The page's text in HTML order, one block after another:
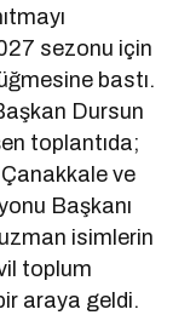
sezonu için
bastı.
Dursun
toplantıda;
ve
Başkanı
isimlerin
toplum
araya geldi.